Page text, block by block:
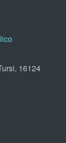
16124